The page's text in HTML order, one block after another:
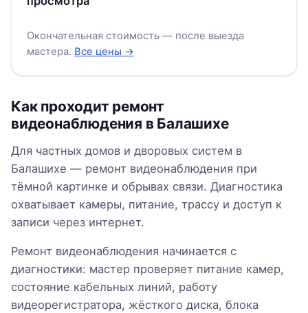
Окончательная стоимость — после выезда
мастера. Все цены →
Как проходит ремонт
видеонаблюдения в Балашихе
Для частных домов и дворовых систем в
Балашихе — ремонт видеонаблюдения при
тёмной картинке и обрывах связи. Диагностика
охватывает камеры, питание, трассу и доступ к
записи через интернет.
Ремонт видеонаблюдения начинается с
диагностики: мастер проверяет питание камер,
состояние кабельных линий, работу
видеорегистратора, жёсткого диска, блока